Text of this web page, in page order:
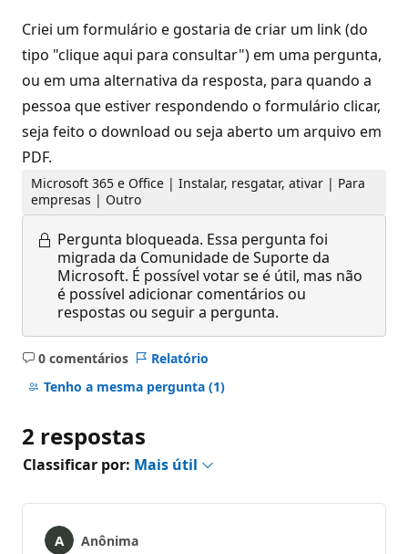
Criei um formulário e gostaria de criar um link (do
tipo "clique aqui para consultar") em uma pergunta,
ou em uma alternativa da resposta, para quando a
pessoa que estiver respondendo o formulário clicar,
seja feito o download ou seja aberto um arquivo em
PDF.
Microsoft 365 e Office | Instalar, resgatar, ativar | Para
empresas | Outro
Pergunta bloqueada. Essa pergunta foi
migrada da Comunidade de Suporte da
Microsoft. É possível votar se é útil, mas não
é possível adicionar comentários ou
respostas ou seguir a pergunta.
0 comentários
Sem
comentários
Relatório
Tenho a mesma pergunta (1)
2 respostas
Classificar por: Mais útil
Anônima